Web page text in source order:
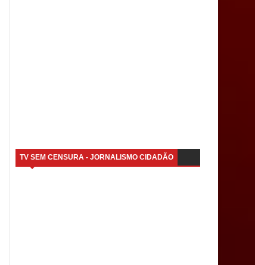
TV SEM CENSURA - JORNALISMO CIDADÃO